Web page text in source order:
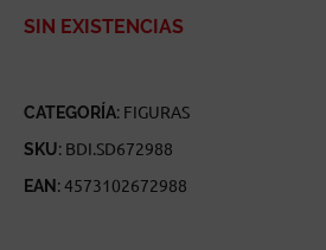
SIN EXISTENCIAS
CATEGORÍA: FIGURAS
SKU: BDI.SD672988
EAN:4573102672988